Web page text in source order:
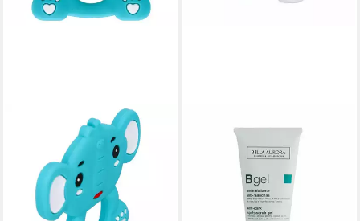
Beißring Beißring Elefant,
beruhigend, in einer Box,
weich BamBam 0m+
13,99 €
lieferbar - in 4-5 Werktagen bei dir
Gesichtsmaske Gel
Peelingeffekt -
(238,13 €/ 1 l)
lieferbar - in 9-11 Werktagen bei